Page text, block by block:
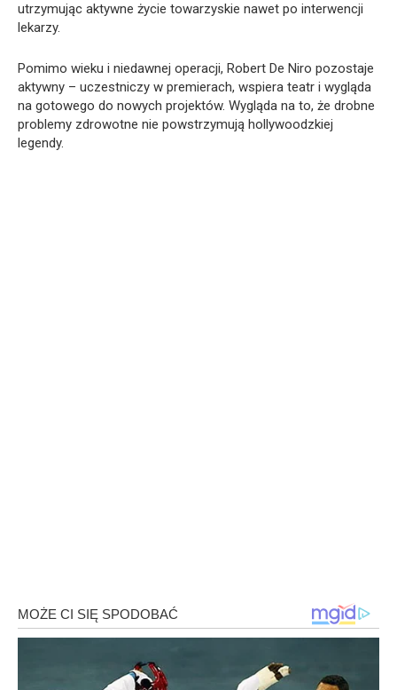
utrzymując aktywne życie towarzyskie nawet po interwencji
lekarzy.
Pomimo wieku i niedawnej operacji, Robert De Niro pozostaje
aktywny – uczestniczy w premierach, wspiera teatr i wygląda
na gotowego do nowych projektów. Wygląda na to, że drobne
problemy zdrowotne nie powstrzymują hollywoodzkiej
legendy.